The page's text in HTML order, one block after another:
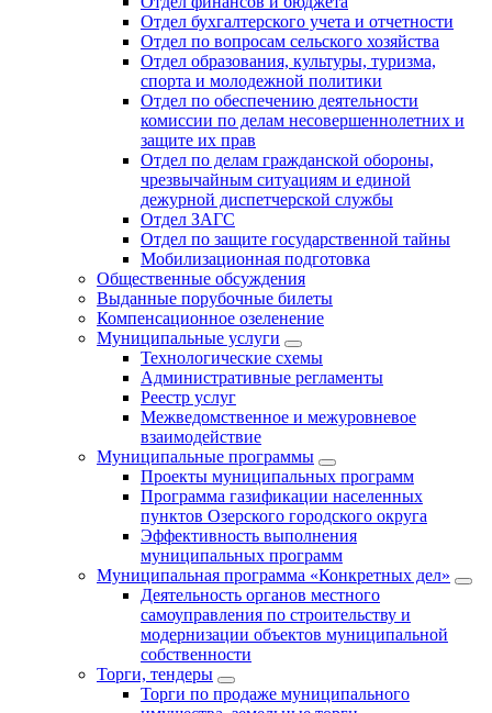
Отдел бухгалтерского учета и отчетности
Отдел по вопросам сельского хозяйства
Отдел образования, культуры, туризма,
спорта и молодежной политики
Отдел по обеспечению деятельности
комиссии по делам несовершеннолетних и
защите их прав
Отдел по делам гражданской обороны,
чрезвычайным ситуациям и единой
дежурной диспетчерской службы
Отдел ЗАГС
Отдел по защите государственной тайны
Мобилизационная подготовка
Общественные обсуждения
Выданные порубочные билеты
Компенсационное озеленение
Муниципальные услуги
Технологические схемы
Административные регламенты
Реестр услуг
Межведомственное и межуровневое
взаимодействие
Муниципальные программы
Проекты муниципальных программ
Программа газификации населенных
пунктов Озерского городского округа
Эффективность выполнения
муниципальных программ
Муниципальная программа «Конкретных дел»
Деятельность органов местного
самоуправления по строительству и
модернизации объектов муниципальной
собственности
Торги, тендеры
Торги по продаже муниципального